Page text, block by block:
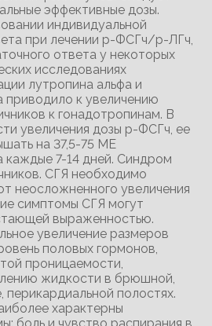
эффективные дозы.
индивидуальной
при лечении р-ФСГч/р-ЛГч,
ответа у некоторых
исследованиях
лутропина альфа и
приводило к увеличению
к гонадотропинам. В
увеличения дозы р-ФСГч, ее
на 37,5-75 ME
каждые 7-14 дней. Синдром
СГЯ необходимо
неосложненного увеличения
симптомы СГЯ могут
выраженностью.
увеличение размеров
половых гормонов,
проницаемости,
жидкости в брюшной,
перикардиальной полостях.
характерны